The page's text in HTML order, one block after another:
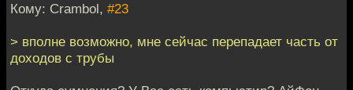
Кому: Crambol, #23
> вполне возможно, мне сейчас перепадает часть от
доходов с трубы